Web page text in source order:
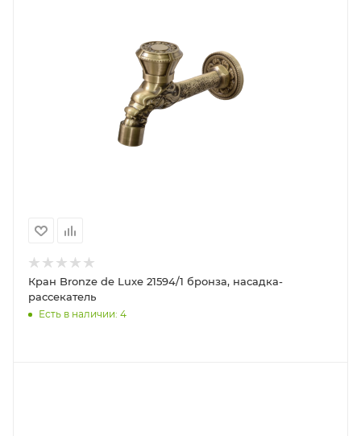
Кран Bronze de Luxe 21594/1 бронза, насадка-
рассекатель
Есть в наличии: 4